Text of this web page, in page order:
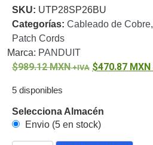
o
RefaccionesProbadores
de
VideoTransceptores
de Video
Conectores
Adaptador
a
SKU: UTP28SP26BU
Categorías: Cableado de Cobre,
Patch Cords
Marca: PANDUIT
989.12MXN 470.87 MXN
5 disponibles
Selecciona Almacén
Envio (5 en stock)